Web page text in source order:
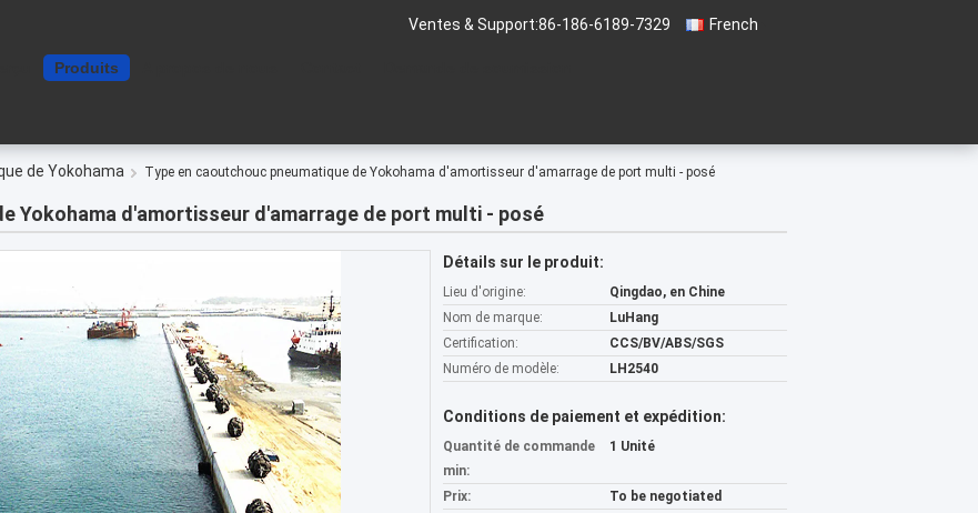
French
Ventes & Support:86-186-6189-7329
Produits
de Yokohama Type en caoutchouc pneumatique de Yokohama d'amortisseur d'amarrage de port multi - posé
Yokohama d'amortisseur d'amarrage de port multi - posé
Détails sur le produit:
Lieu d'origine:
Qingdao, en Chine
Nom de marque:
LuHang
Certification:
CCS/BV/ABS/SGS
Numéro de modèle:
LH2540
Conditions de paiement et expédition:
Quantité de commande
min:
1 Unité
Prix: To be negotiated